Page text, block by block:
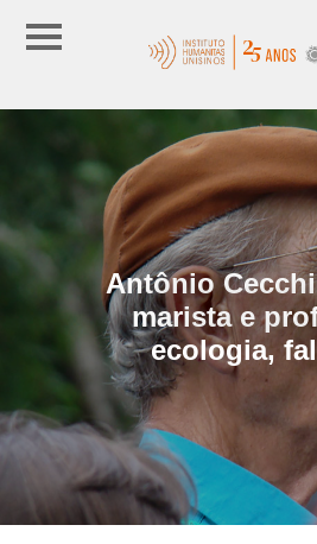
Antônio
marista e
ecologia,